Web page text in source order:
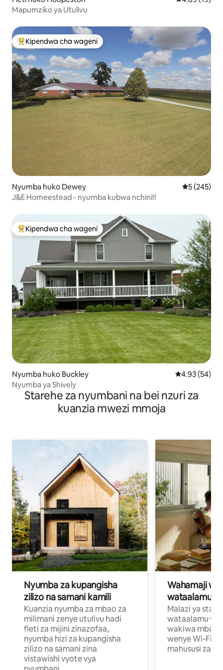
Mapumziko ya Utulivu
Kipendwa maarufu cha wageni
Kipendwa cha wageni
Nyumba huko Dewey Ukadiriaji
5 (245)
J&E Homeestead - nyumba kubwa nchini!!
Kipendwa maarufu cha wageni
Kipendwa cha wageni
Nyumba huko Buckley Ukadiriaji wa
4.93 (54)
Nyumba ya Shively
Starehe za nyumbani na bei nzuri za
kuanzia mwezi mmoja
Nyumba za kupangisha
zilizo na samani kamili
Kuanzia nyumba za mbao za
milimani zenye utulivu hadi
fleti za mijini zinazofaa,
nyumba hizi za kupangisha
zilizo na samani zina
vistawishi vyote vya
Wahamaji
wataalamu
Malazi ya
wataalamu
wakiwa mbali
wenye Wi-Fi
mahususi za